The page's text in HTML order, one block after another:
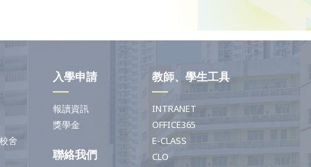
舍
入學申請
報讀資訊
獎學金
聯絡我們
教師、學生工具
INTRANET
OFFICE365
E-CLASS
CLO